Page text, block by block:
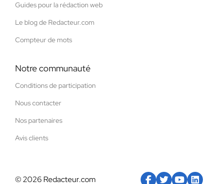
Guides pour la rédaction web
Le blog de Redacteur.com
Compteur de mots
Notre communauté
Conditions de participation
Nous contacter
Nos partenaires
Avis clients
© 2026 Redacteur.com